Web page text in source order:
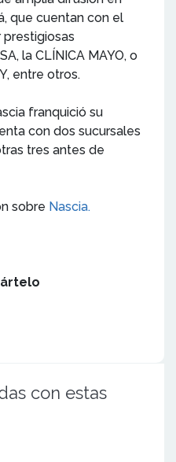
que cuentan con el
la CLÍNICA MAYO, o
entre otros.
franquició su
con dos sucursales
tres antes de
sobre Nascia.
con estas